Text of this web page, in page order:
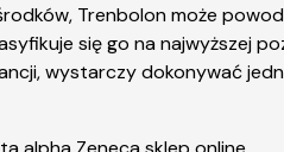
Trenbolon może
się go na najwyższej
wystarczy dokonywać